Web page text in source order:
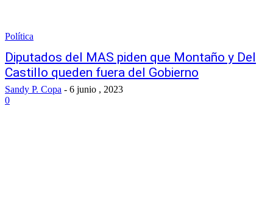
Política
Diputados del MAS piden que Montaño y Del
Castillo queden fuera del Gobierno
Sandy P. Copa - 6 junio , 2023
0